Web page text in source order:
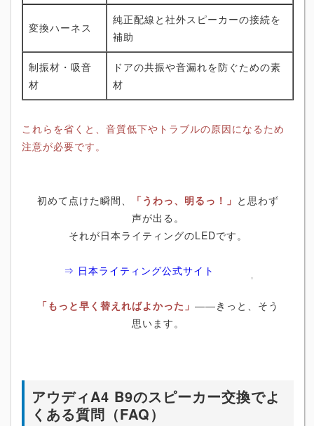
変換ハーネス
純正配線と社外スピーカーの接続を
補助
制振材・吸音
材
ドアの共振や音漏れを防ぐための素
材
これらを省くと、音質低下やトラブルの原因になるため
注意が必要です。
初めて点けた瞬間、 「うわっ、明るっ！」 と思わず
声が出る。
それが日本ライティングのLEDです。
⇒ 日本ライティング公式サイト
「もっと早く替えればよかった」 ――きっと、そう
思います。
アウディA4 B9のスピーカー交換でよ
くある質問（FAQ）